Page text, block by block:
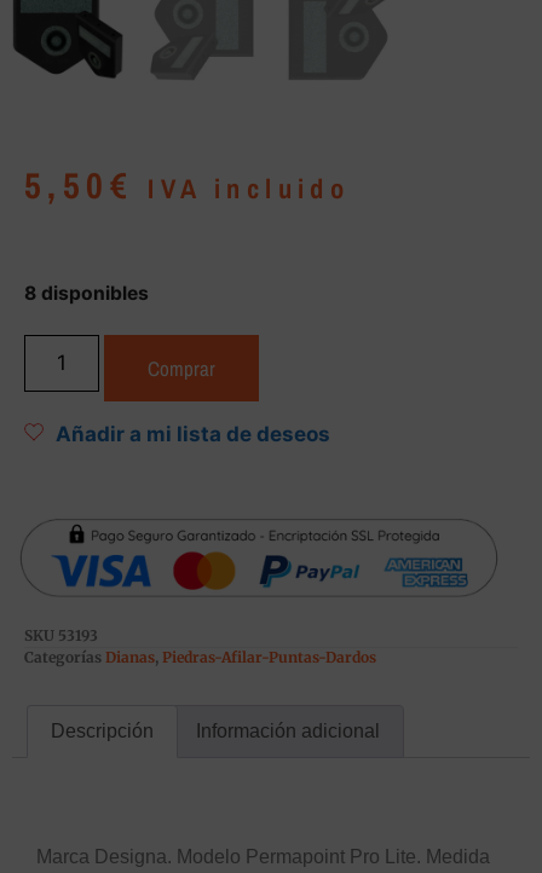
5,50€ IVA incluido
8 disponibles
Comprar
Añadir a mi lista de deseos
SKU 53193
Categorías Dianas, Piedras-Afilar-Puntas-Dardos
Descripción Información adicional
Marca Designa. Modelo Permapoint Pro Lite. Medida